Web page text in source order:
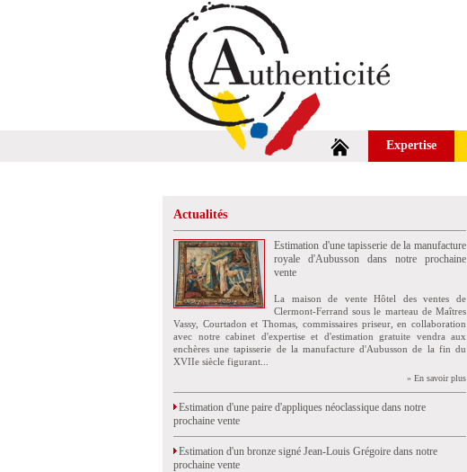
Expertise
Actualités
Estimation d'une tapisserie de la manufacture
royale d'Aubusson dans notre prochaine
vente
La maison de vente Hôtel des ventes de
Clermont-Ferrand sous le marteau de Maîtres
Vassy, Courtadon et Thomas, commissaires priseur, en collaboration
avec notre cabinet d'expertise et d'estimation gratuite vendra aux
enchères une tapisserie de la manufacture d'Aubusson de la fin du
XVIIe siècle figurant...
» En savoir plus
Estimation d'une paire d'appliques néoclassique dans notre
prochaine vente
Estimation d'un bronze signé Jean-Louis Grégoire dans notre
prochaine vente